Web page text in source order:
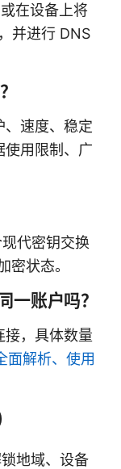
在设备上将
并进行 DNS
、速度、稳定
使用限制、广
代密钥交换
密状态。
一账户吗？
接，具体数量
面解析、使用
地域、设备